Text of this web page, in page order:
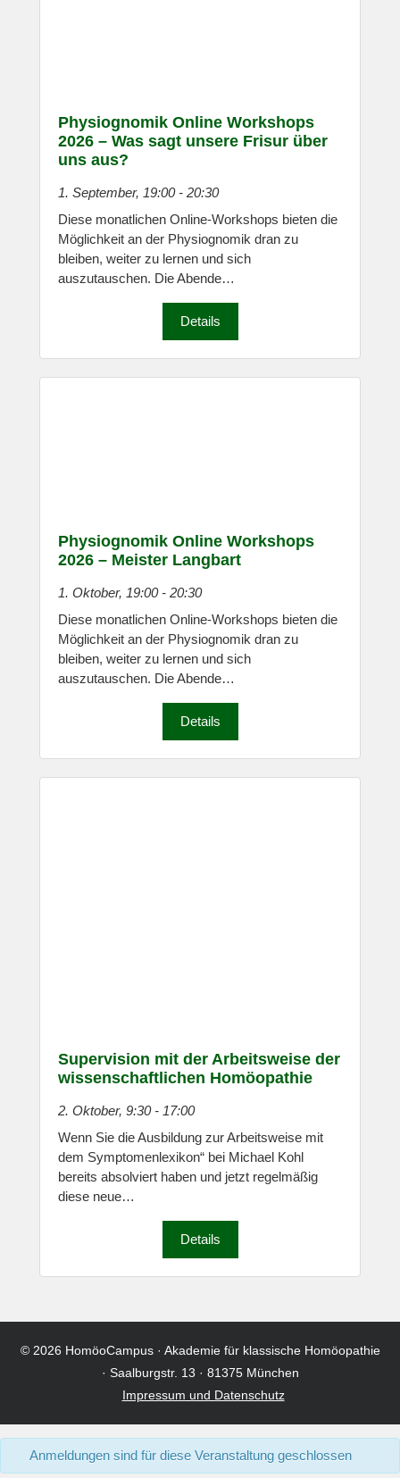
Physiognomik Online Workshops
2026 – Was sagt unsere Frisur über
uns aus?
1. September, 19:00- 20:30
Diese monatlichen Online-Workshops bieten die
Möglichkeit an der Physiognomik dran zu
bleiben, weiter zu lernen und sich
auszutauschen. Die Abende…
Details
Physiognomik Online Workshops
2026 – Meister Langbart
1. Oktober, 19:00- 20:30
Diese monatlichen Online-Workshops bieten die
Möglichkeit an der Physiognomik dran zu
bleiben, weiter zu lernen und sich
auszutauschen. Die Abende…
Details
Supervision mit der Arbeitsweise der
wissenschaftlichen Homöopathie
2. Oktober, 9:30- 17:00
Wenn Sie die Ausbildung zur Arbeitsweise mit
dem Symptomenlexikon“ bei Michael Kohl
bereits absolviert haben und jetzt regelmäßig
diese neue…
Details
© 2026 HomöoCampus· Akademie für klassische Homöopathie
· Saalburgstr. 13 · 81375 München
Impressum und Datenschutz
Anmeldungen sind für diese Veranstaltung geschlossen